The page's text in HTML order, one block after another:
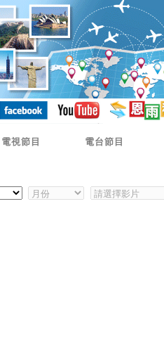
電視節目 電台節目